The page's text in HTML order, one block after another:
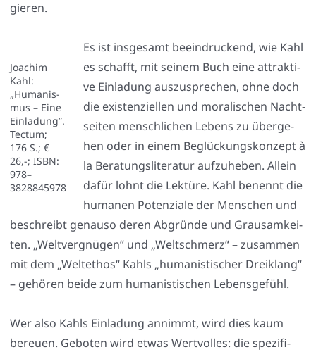
gie­ren.
Joa­chim
Kahl:
„Huma­nis­
mus – Eine
Ein­la­dung”.
Tec­tum;
176 S.; €
26,-; ISBN:
978–
3828845978
Es ist ins­ge­samt beein­dru­ckend, wie Kahl
es schafft, mit sei­nem Buch eine attrak­ti­
ve Ein­la­dung aus­zu­spre­chen, ohne doch
die exis­ten­zi­el­len und mora­li­schen Nacht­
sei­ten mensch­li­chen Lebens zu über­ge­
hen oder in einem Beglü­ckungs­kon­zept à
la Bera­tungs­li­te­ra­tur auf­zu­he­ben. Allein
dafür lohnt die Lek­tü­re. Kahl benennt die
huma­nen Poten­zia­le der Men­schen und
beschreibt genau­so deren Abgrün­de und Grau­sam­kei­
ten. „Welt­ver­gnü­gen“ und „Welt­schmerz“ – zusam­men
mit dem „Welt­ethos“ Kahls „huma­nis­ti­scher Drei­klang“
– gehö­ren bei­de zum huma­nis­ti­schen Lebens­ge­fühl.
Wer also Kahls Ein­la­dung annimmt, wird dies kaum
bereu­en. Gebo­ten wird etwas Wert­vol­les: die spe­zi­fi­